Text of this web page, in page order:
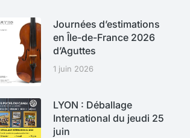
Journées d’estimations
en Île-de-France 2026
d’Aguttes
1 juin 2026
LYON : Déballage
International du jeudi 25
juin